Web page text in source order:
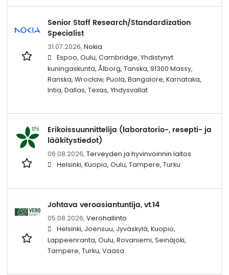
Senior Staff Research/Standardization
Specialist
31.07.2026, Nokia
Espoo, Oulu, Cambridge, Yhdistynyt
kuningaskunta, Ålborg, Tanska, 91300 Massy,
Ranska, Wrocław, Puola, Bangalore, Karnataka,
Intia, Dallas, Texas, Yhdysvallat
Erikoissuunnittelija (laboratorio-, resepti- ja
lääkitystiedot)
06.08.2026, Terveyden ja hyvinvoinnin laitos
Helsinki, Kuopio, Oulu, Tampere, Turku
Johtava veroasiantuntija, vt.14
05.08.2026, Verohallinto
Helsinki, Joensuu, Jyväskylä, Kuopio,
Lappeenranta, Oulu, Rovaniemi, Seinäjoki,
Tampere, Turku, Vaasa